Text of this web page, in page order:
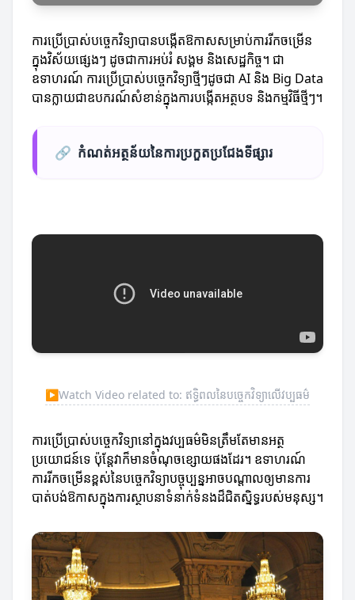
ការប្រើប្រាស់បច្ចេកវិទ្យាបានបង្កើតឱកាសសម្រាប់ការរីកចម្រើន
ក្នុងវិស័យផ្សេងៗ ដូចជាការអប់រំ សង្គម និងសេដ្ឋកិច្ច។ ជា
ឧទាហរណ៍ ការប្រើប្រាស់បច្ចេកវិទ្យាថ្មីៗដូចជា AI និង Big Data
បានក្លាយជាឧបករណ៍សំខាន់ក្នុងការបង្កើតអត្ថបទ និងកម្មវិធីថ្មីៗ។
🔗 កំណត់អត្ថន័យនៃការប្រកួតប្រជែងទីផ្សារ
▶Watch Video related to: ឥទ្ធិពលនៃបច្ចេកវិទ្យា​លើវប្បធម៌
ការប្រើប្រាស់បច្ចេកវិទ្យានៅក្នុងវប្បធម៌មិនត្រឹមតែមានអត្ថ
ប្រយោជន៍ទេ ប៉ុន្តែវាក៏មានចំណុចខ្សោយផងដែរ។ ឧទាហរណ៍
ការរីកចម្រើនខ្ពស់នៃបច្ចេកវិទ្យាបច្ចុប្បន្នអាចបណ្តាលឲ្យមានការ
បាត់បង់ឱកាសក្នុងការស្ថាបនាទំនាក់ទំនងដ៏ជិតស្និទ្ធរបស់មនុស្ស។